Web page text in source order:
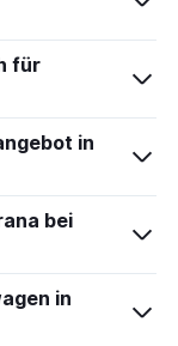
für
in
bei
in